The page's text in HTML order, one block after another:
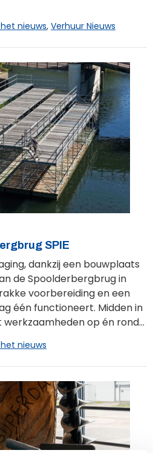
nieuws, Verhuur Nieuws
SPIE
dankzij een bouwplaats
de Spoolderbergbrug in
voorbereiding en een
één functioneert. Midden in
op én rond...
nieuws